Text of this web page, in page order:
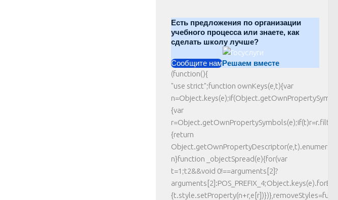
Есть предложения по организации
учебного процесса или знаете, как
сделать школу лучше?
Сообщите намРешаем вместе
(function(){
"use strict";function ownKeys(e,t){var
{var
{return
n}function _objectSpread(e){for(var
t=1;t2&&void 0!==arguments[2]?